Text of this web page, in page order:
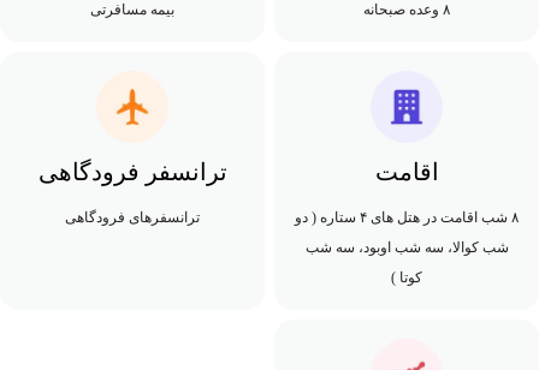
۸ وعده صبحانه بیمه مسافرتی
اقامت
۸ شب اقامت در هتل های ۴ ستاره ( دو
شب کوالا، سه شب اوبود، سه شب
کوتا )
ترانسفر فرودگاهی
ترانسفرهای فرودگاهی